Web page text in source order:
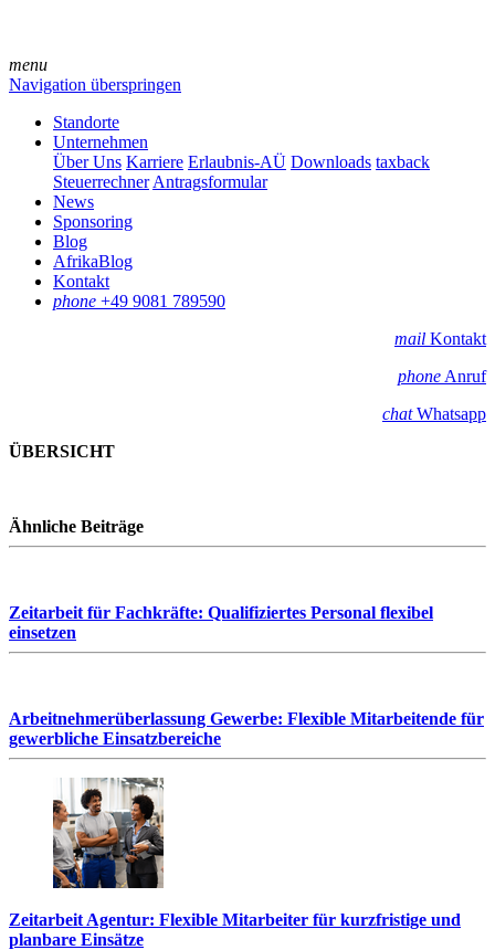
menu
Navigation überspringen
Standorte
Unternehmen
Über Uns Karriere Erlaubnis-AÜ Downloads taxback
Steuerrechner Antragsformular
News
Sponsoring
Blog
AfrikaBlog
Kontakt
phone +49 9081 789590
mail Kontakt
phone Anruf
chatWhatsapp
ÜBERSICHT
Ähnliche Beiträge
Zeitarbeit für Fachkräfte: Qualifiziertes Personal flexibel
einsetzen
Arbeitnehmerüberlassung Gewerbe: Flexible Mitarbeitende für
gewerbliche Einsatzbereiche
Zeitarbeit Agentur: Flexible Mitarbeiter für kurzfristige und
planbare Einsätze